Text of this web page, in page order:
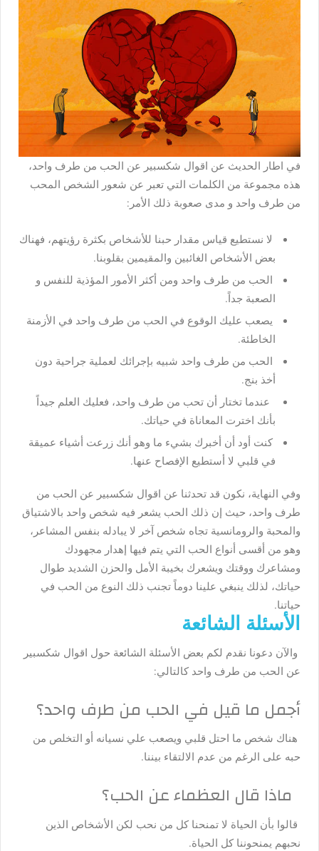
في اطار الحديث عن اقوال شكسبير عن الحب من طرف واحد،
هذه مجموعة من الكلمات التي تعبر عن شعور الشخص المحب
من طرف واحد و مدى صعوبة ذلك الأمر:
لا نستطيع قياس مقدار حبنا للأشخاص بكثرة رؤيتهم، فهناك
بعض الأشخاص الغائبين والمقيمين بقلوبنا.
الحب من طرف واحد ومن أكثر الأمور المؤذية للنفس و
الصعبة جداً.
يصعب عليك الوقوع في الحب من طرف واحد في الأزمنة
الخاطئة.
الحب من طرف واحد شبيه بإجرائك لعملية جراحية دون
أخذ بنج.
عندما تختار أن تحب من طرف واحد، فعليك العلم جيداً
بأنك اخترت المعاناة في حياتك.
كنت أود أن أخبرك بشيء ما وهو أنك زرعت أشياء عميقة
في قلبي لا أستطيع الإفصاح عنها.
وفي النهاية، نكون قد تحدثنا عن اقوال شكسبير عن الحب من
طرف واحد، حيث إن ذلك الحب يشعر فيه شخص واحد بالاشتياق
والمحبة والرومانسية تجاه شخص آخر لا يبادله بنفس المشاعر،
وهو من أقسى أنواع الحب التي يتم فيها إهدار مجهودك
ومشاعرك ووقتك ويشعرك بخيبة الأمل والحزن الشديد طوال
حياتك، لذلك ينبغي علينا دوماً تجنب ذلك النوع من الحب في
حياتنا.
الأسئلة الشائعة
والآن دعونا نقدم لكم بعض الأسئلة الشائعة حول اقوال شكسبير
عن الحب من طرف واحد كالتالي:
أجمل ما قيل في الحب من طرف واحد؟
هناك شخص ما احتل قلبي ويصعب علي نسيانه أو التخلص من
حبه على الرغم من عدم الالتقاء بيننا.
ماذا قال العظماء عن الحب؟
قالوا بأن الحياة لا تمنحنا كل من نحب لكن الأشخاص الذين
نحبهم يمنحوننا كل الحياة.